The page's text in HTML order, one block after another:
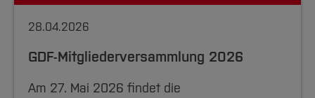
Arbeiten im FB G
Forschung und Projekte
International
Team
Studiengänge
Studieninteressierte
Studium
Fachgruppen
Forschung und Entwicklung
Amtliche Bekanntmachungen
Notfall-Infos
BO Shop
Familiengerechte Hochschule
Gleichstellung
Diskriminierungsfreie Hochschule
Vertretungen
International Office
Medienzentrum
28.04.2026
GDF-Mitgliederversammlung 2026
Am 27. Mai 2026 findet die